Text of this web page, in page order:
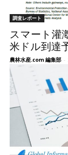
調査レポート
スマート灌
米ドル到達
農林水産.com 編集部 -